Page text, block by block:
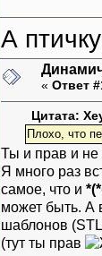
А
« Ответ
Цитата:
Плохо, что
Ты и прав и не
Я много раз
самое, что и
может быть. А
шаблонов
(тут ты прав